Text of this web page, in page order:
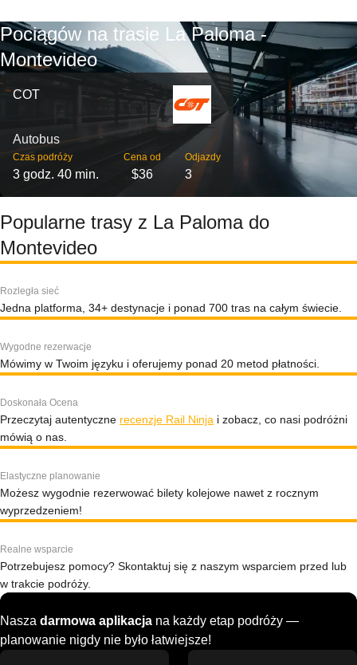
Pociągów na trasie La Paloma -
Montevideo
COT
Autobus
Czas podróży
3 godz. 40 min.
Cena od
$36
Odjazdy
3
Popularne trasy z La Paloma do
Montevideo
Rozległa sieć
Jedna platforma, 34+ destynacje i ponad 700 tras na całym świecie.
Wygodne rezerwacje
Mówimy w Twoim języku i oferujemy ponad 20 metod płatności.
Doskonała Ocena
Przeczytaj autentyczne recenzje Rail Ninja i zobacz, co nasi podróżni
mówią o nas.
Elastyczne planowanie
Możesz wygodnie rezerwować bilety kolejowe nawet z rocznym
wyprzedzeniem!
Realne wsparcie
Potrzebujesz pomocy? Skontaktuj się z naszym wsparciem przed lub
w trakcie podróży.
Nasza darmowa aplikacja na każdy etap podróży —
planowanie nigdy nie było łatwiejsze!